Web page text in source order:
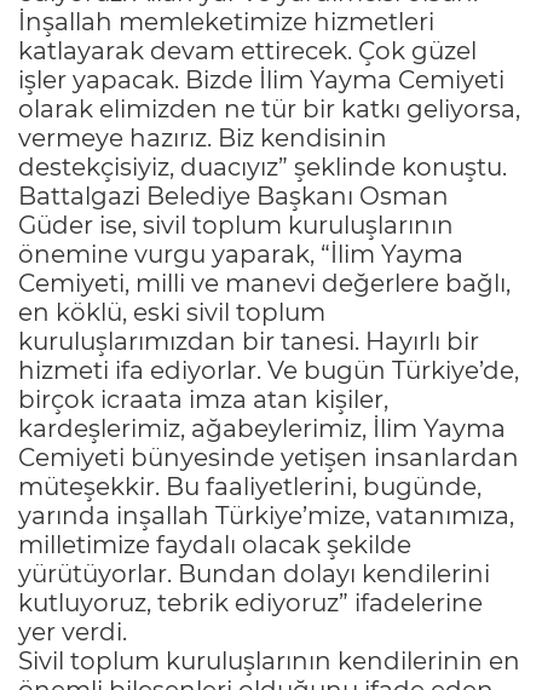
İnşallah memleketimize hizmetleri
katlayarak devam ettirecek. Çok güzel
işler yapacak. Bizde İlim Yayma Cemiyeti
olarak elimizden ne tür bir katkı geliyorsa,
vermeye hazırız. Biz kendisinin
destekçisiyiz, duacıyız” şeklinde konuştu.
Battalgazi Belediye Başkanı Osman
Güder ise, sivil toplum kuruluşlarının
önemine vurgu yaparak, “İlim Yayma
Cemiyeti, milli ve manevi değerlere bağlı,
en köklü, eski sivil toplum
kuruluşlarımızdan bir tanesi. Hayırlı bir
hizmeti ifa ediyorlar. Ve bugün Türkiye’de,
birçok icraata imza atan kişiler,
kardeşlerimiz, ağabeylerimiz, İlim Yayma
Cemiyeti bünyesinde yetişen insanlardan
müteşekkir. Bu faaliyetlerini, bugünde,
yarında inşallah Türkiye’mize, vatanımıza,
milletimize faydalı olacak şekilde
yürütüyorlar. Bundan dolayı kendilerini
kutluyoruz, tebrik ediyoruz” ifadelerine
yer verdi.
Sivil toplum kuruluşlarının kendilerinin en